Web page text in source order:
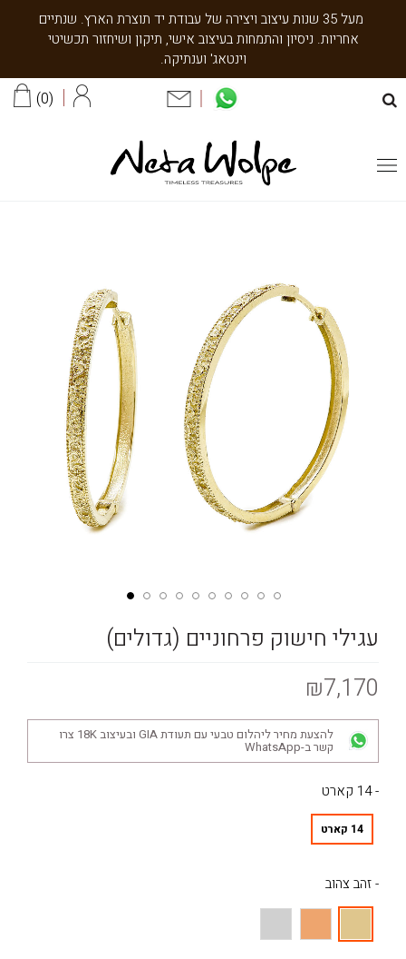
מעל 35 שנות עיצוב ויצירה של עבודת יד תוצרת הארץ. שנתיים
אחריות. ניסיון והתמחות בעיצוב אישי, תיקון ושיחזור תכשיטי
וינטאג' וענתיקה.
0
עגילי חישוק פרחוניים (גדולים)
₪7,170
להצעת מחיר ליהלום טבעי עם תעודת GIA ובעיצוב 18K צרו
קשר ב-WhatsApp
- 14 קארט
14 קארט
- זהב צהוב